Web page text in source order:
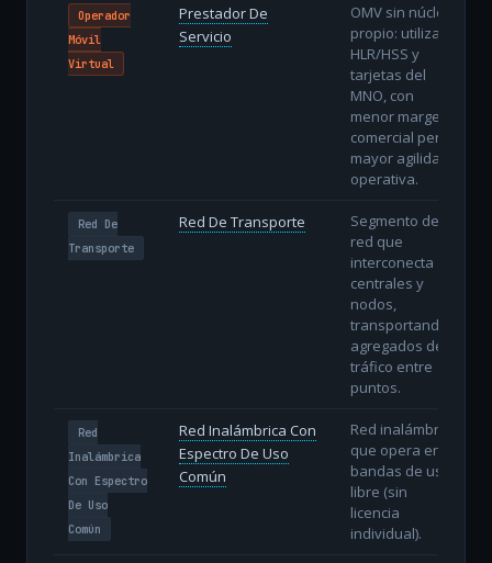
Operador
Móvil
Virtual
Prestador De
Servicio
OMV sin núcleo
propio: utiliza
HLR/HSS y
tarjetas del
MNO, con
menor margen
comercial pero
mayor agilidad
operativa.
Red De
Transporte
Red De Transporte
Segmento de
red que
interconecta
centrales y
nodos,
transportando
agregados de
tráfico entre
puntos.
Red
Inalámbrica
Con Espectro
De Uso
Común
Red Inalámbrica Con
Espectro De Uso
Común
Red inalámbrica
que opera en
bandas de uso
libre (sin
licencia
individual).